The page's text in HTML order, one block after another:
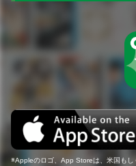
Appleのロゴ、App Storeは、米国も